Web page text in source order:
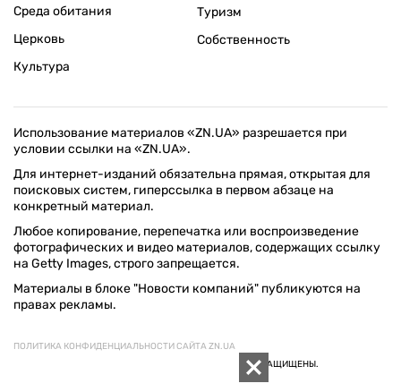
Среда обитания
Церковь
Культура
Туризм
Собственность
Использование материалов «ZN.UA» разрешается при
условии ссылки на «ZN.UA».
Для интернет-изданий обязательна прямая, открытая для
поисковых систем, гиперссылка в первом абзаце на
конкретный материал.
Любое копирование, перепечатка или воспроизведение
фотографических и видео материалов, содержащих ссылку
на Getty Images, строго запрещается.
Материалы в блоке "Новости компаний" публикуются на
правах рекламы.
ПОЛИТИКА КОНФИДЕНЦИАЛЬНОСТИ САЙТА ZN.UA
© 1994–2026 «ЗЕРКАЛО НЕДЕЛИ. УКРАИНА». ВСЕ ПРАВА ЗАЩИЩЕНЫ.